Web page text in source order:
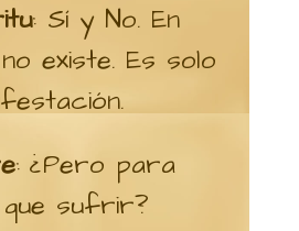
: Sí y No. En
existe. Es solo
: ¿Pero para
sufrir?